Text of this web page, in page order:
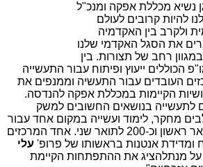
נשיא מכללת אפקה ומנכ"ל
להיות קרובים לעולם
ולקרב בין האקדמיה
את הסגל האקדמי שלנו
רחב של תצורות. בין
9 מרכזי מו"פ הכוללים ייעוץ ופיתוח עבור התעשייה
העובדים עבור התעשיה וממנפים את
הקיימות במכללת אפקה להנדסה.
לתעשייה בנושאים החשובים למשק
מחקר, לימוד ועשייה במקום אחד עבור
כ-2,000 סטודנטים לתואר ראשון וכ-200 לתואר שני. אחד המרכזים
ומדידת אנטנות בראשותו של פרופ' עלי
על מנתלהציג את ההתפתחות הקיימת